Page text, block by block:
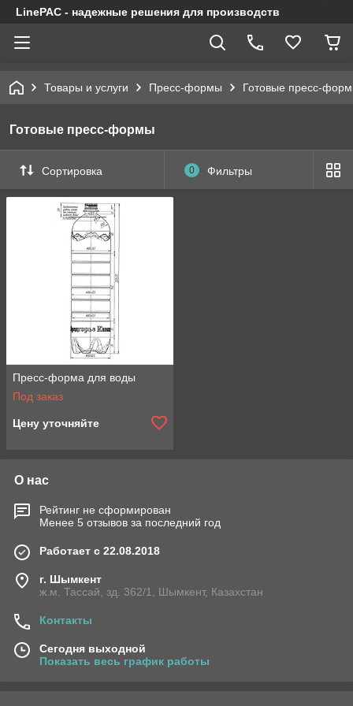
LinePAC - надежные решения для производств
Товары и услуги Пресс-формы Готовые пресс-
Готовые пресс-формы
Сортировка 0 Фильтры
Пресс-форма для воды
Под заказ
Цену уточняйте
О нас
Рейтинг не сформирован
Менее 5 отзывов за последний год
Работает с 22.08.2018
г. Шымкент
ж.м. Тассай, зд. 362/1, Шымкент, Казахстан
Контакты
Сегодня выходной
Показать весь график работы